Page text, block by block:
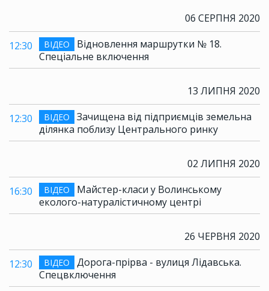
06 СЕРПНЯ 2020
12:30 ВІДЕО
Відновлення маршрутки № 18.
Спеціальне включення
13 ЛИПНЯ 2020
12:30 ВІДЕО
Зачищена від підприємців земельна
ділянка поблизу Центрального ринку
02 ЛИПНЯ 2020
16:30 ВІДЕО
Майстер-класи у Волинському
еколого-натуралістичному центрі
26 ЧЕРВНЯ 2020
12:30 ВІДЕО
Дорога-прірва - вулиця Лідавська.
Спецвключення